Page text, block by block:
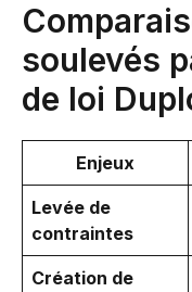
soulevés
de loi
Enjeux
Levée de
contraintes
Création de